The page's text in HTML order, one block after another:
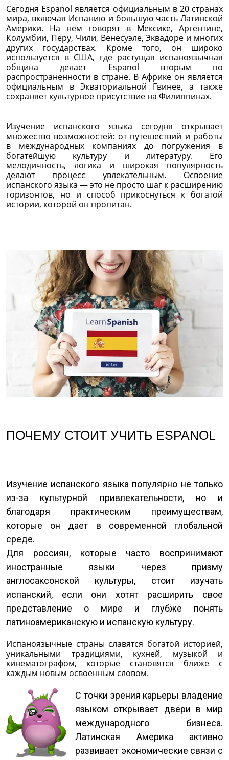
Сегодня Espanol является официальным в 20 странах
мира, включая Испанию и большую часть Латинской
Америки. На нем говорят в Мексике, Аргентине,
Колумбии, Перу, Чили, Венесуэле, Эквадоре и многих
других государствах. Кроме того, он широко
используется в США, где растущая испаноязычная
община делает Espanol вторым по
распространенности в стране. В Африке он является
официальным в Экваториальной Гвинее, а также
сохраняет культурное присутствие на Филиппинах.
Изучение испанского языка сегодня открывает
множество возможностей: от путешествий и работы
в международных компаниях до погружения в
богатейшую культуру и литературу. Его
мелодичность, логика и широкая популярность
делают процесс увлекательным. Освоение
испанского языка — это не просто шаг к расширению
горизонтов, но и способ прикоснуться к богатой
истории, которой он пропитан.
ПОЧЕМУ СТОИТ УЧИТЬ ESPANOL
Изучение испанского языка популярно не только
из-за культурной привлекательности, но и
благодаря практическим преимуществам,
которые он дает в современной глобальной
среде.
Для россиян, которые часто воспринимают
иностранные языки через призму
англосаксонской культуры, стоит изучать
испанский, если они хотят расширить свое
представление о мире и глубже понять
латиноамериканскую и испанскую культуру.
Испаноязычные страны славятся богатой историей,
уникальными традициями, кухней, музыкой и
кинематографом, которые становятся ближе с
каждым новым освоенным словом.
С точки зрения карьеры владение
языком открывает двери в мир
международного бизнеса.
Латинская Америка активно
развивает экономические связи с